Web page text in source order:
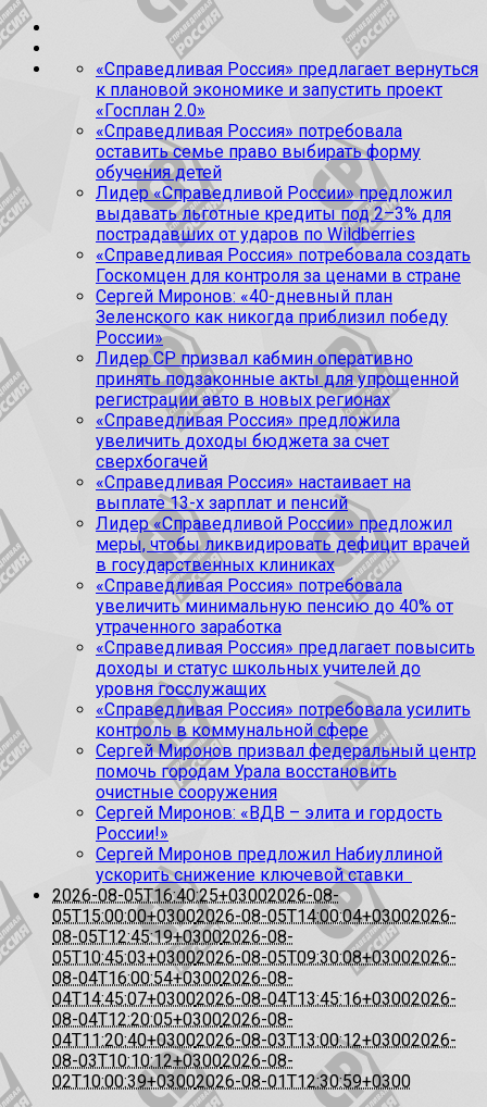
«Справедливая Россия» предлагает вернуться
к плановой экономике и запустить проект
«Госплан 2.0»
«Справедливая Россия» потребовала
оставить семье право выбирать форму
обучения детей
Лидер «Справедливой России» предложил
выдавать льготные кредиты под 2–3% для
пострадавших от ударов по Wildberries
«Справедливая Россия» потребовала создать
Госкомцен для контроля за ценами в стране
Сергей Миронов: «40-дневный план
Зеленского как никогда приблизил победу
России»
Лидер СР призвал кабмин оперативно
принять подзаконные акты для упрощенной
регистрации авто в новых регионах
«Справедливая Россия» предложила
увеличить доходы бюджета за счет
сверхбогачей
«Справедливая Россия» настаивает на
выплате 13-х зарплат и пенсий
Лидер «Справедливой России» предложил
меры, чтобы ликвидировать дефицит врачей
в государственных клиниках
«Справедливая Россия» потребовала
увеличить минимальную пенсию до 40% от
утраченного заработка
«Справедливая Россия» предлагает повысить
доходы и статус школьных учителей до
уровня госслужащих
«Справедливая Россия» потребовала усилить
контроль в коммунальной сфере
Сергей Миронов призвал федеральный центр
помочь городам Урала восстановить
очистные сооружения
Сергей Миронов: «ВДВ – элита и гордость
России!»
Сергей Миронов предложил Набиуллиной
ускорить снижение ключевой ставки
2026-08-05T16:40:25+03002026-08-
05T15:00:00+03002026-08-05T14:00:04+03002026-
08-05T12:45:19+03002026-08-
05T10:45:03+03002026-08-05T09:30:08+03002026-
08-04T16:00:54+03002026-08-
04T14:45:07+03002026-08-04T13:45:16+03002026-
08-04T12:20:05+03002026-08-
04T11:20:40+03002026-08-03T13:00:12+03002026-
08-03T10:10:12+03002026-08-
02T10:00:39+03002026-08-01T12:30:59+0300